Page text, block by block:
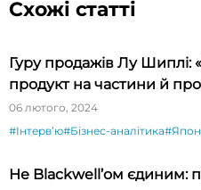
Схожі статті
Гуру продажів Лу Шиплі:
продукт на частини й
будете вражені»
06 лютого, 2024
#Інтервʼю#Бізнес-аналітика
Не Blackwell’ом єдиним: